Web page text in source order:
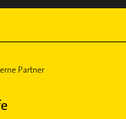
Partner